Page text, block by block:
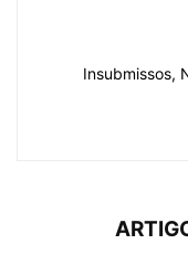
Insubmissos,